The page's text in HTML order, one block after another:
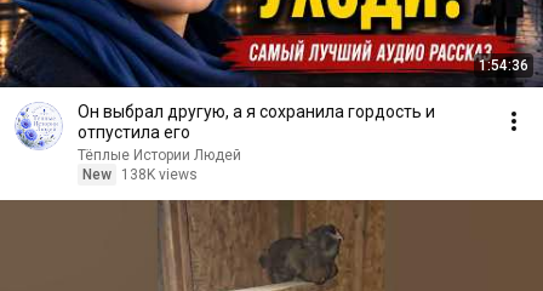
1:54:36
Он выбрал другую, а я сохранила гордость и
отпустила его
Тёплые Истории Людей
New
138K views